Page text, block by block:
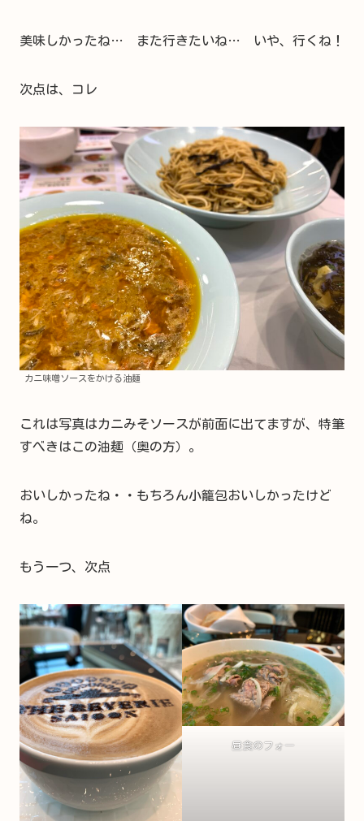
美味しかったね… また行きたいね… いや、行くね！
次点は、コレ
カニ味噌ソースをかける油麺
これは写真はカニみそソースが前面に出てますが、特筆
すべきはこの油麺（奥の方）。
おいしかったね・・もちろん小籠包おいしかったけど
ね。
もう一つ、次点
昼食のフォー